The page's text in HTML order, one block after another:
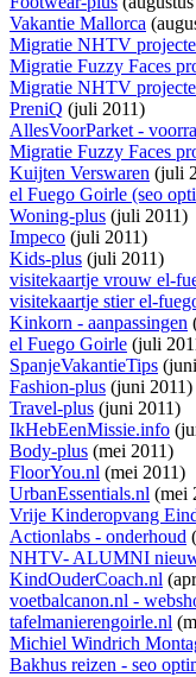
Vakantie Mallorca
Migratie NHTV
Migratie Fuzzy Faces
Migratie NHTV
PreniQ (juli 2011)
AllesVoorParket -
Migratie Fuzzy Faces
Kuijten Verswaren (juli
el Fuego Goirle (seo
Woning-plus (juli 2011)
Impeco (juli 2011)
Kids-plus (juli 2011)
visitekaartje vrouw el-
visitekaartje stier el-
Kinkorn - aanpassingen
el Fuego Goirle (juli
SpanjeVakantieTips
Fashion-plus (juni 2011)
Travel-plus (juni 2011)
IkHebEenMissie.info
Body-plus (mei 2011)
FloorYou.nl (mei 2011)
UrbanEssentials.nl (mei
Vrije Kinderopvang
Actionlabs - onderhoud
NHTV- ALUMNI
KindOuderCoach.nl
voetbalcanon.nl -
tafelmanierengoirle.nl
Michiel Windrich
Bakhus reizen - seo